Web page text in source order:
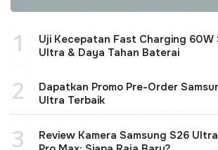
1
Uji Kecepatan Fast Charging 60W
Ultra & Daya Tahan Baterai
2
Dapatkan Promo Pre-Order
Ultra Terbaik
3
Review Kamera Samsung S26